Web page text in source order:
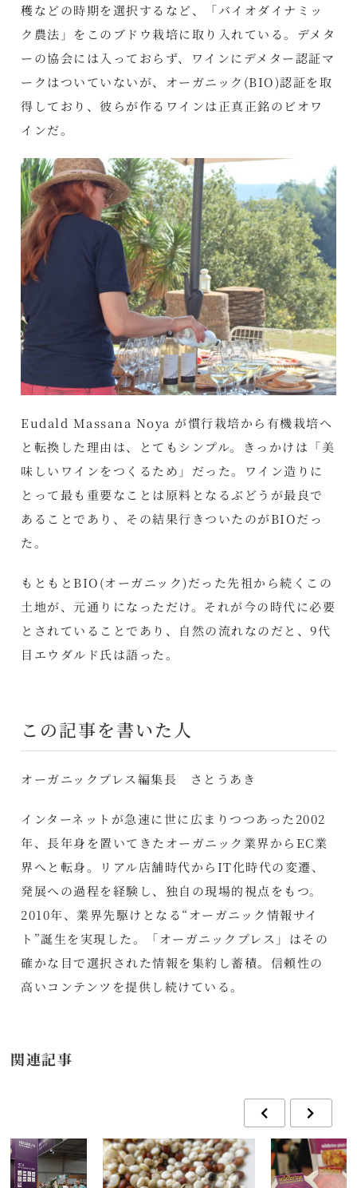
穫などの時期を選択するなど、「バイオダイナミッ
ク農法」をこのブドウ栽培に取り入れている。デメタ
ーの協会には入っておらず、ワインにデメター認証マ
ークはついていないが、オーガニック(BIO)認証を取
得しており、彼らが作るワインは正真正銘のビオワ
インだ。
Eudald Massana Noya が慣行栽培から有機栽培へ
と転換した理由は、とてもシンプル。きっかけは「美
味しいワインをつくるため」だった。ワイン造りに
とって最も重要なことは原料となるぶどうが最良で
あることであり、その結果行きついたのがBIOだっ
た。
もともとBIO(オーガニック)だった先祖から続くこの
土地が、元通りになっただけ。それが今の時代に必要
とされていることであり、自然の流れなのだと、9代
目エウダルド氏は語った。
この記事を書いた人
オーガニックプレス編集長 さとうあき
インターネットが急速に世に広まりつつあった2002
年、長年身を置いてきたオーガニック業界からEC業
界へと転身。リアル店舗時代からIT化時代の変遷、
発展への過程を経験し、独自の現場的視点をもつ。
2010年、業界先駆けとなる“オーガニック情報サイ
ト”誕生を実現した。「オーガニックプレス」はその
確かな目で選択された情報を集約し蓄積。信頼性の
高いコンテンツを提供し続けている。
関連記事